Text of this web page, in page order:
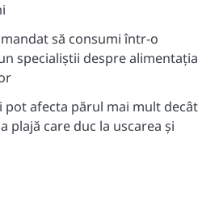
să consumi într-o
specialiștii despre alimentația
pot afecta părul mai mult decât
plajă care duc la uscarea și